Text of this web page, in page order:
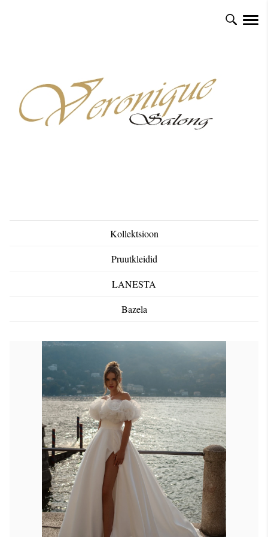
Kollektsioon
Pruutkleidid
LANESTA
Bazela